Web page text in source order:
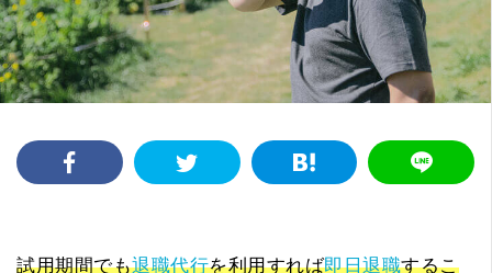
試用期間でも退職代行を利用すれば即日退職するこ